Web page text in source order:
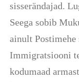
sisserändajad.
Seega sobib
ainult
Immigratsiooni
kodumaad